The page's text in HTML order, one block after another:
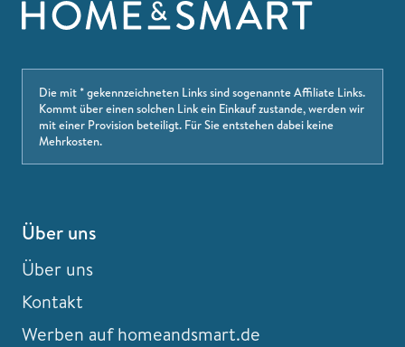
Die mit * gekennzeichneten Links sind sogenannte Affiliate Links.
Kommt über einen solchen Link ein Einkauf zustande, werden wir
mit einer Provision beteiligt. Für Sie entstehen dabei keine
Mehrkosten.
Über uns
Über uns
Kontakt
Werben auf homeandsmart.de